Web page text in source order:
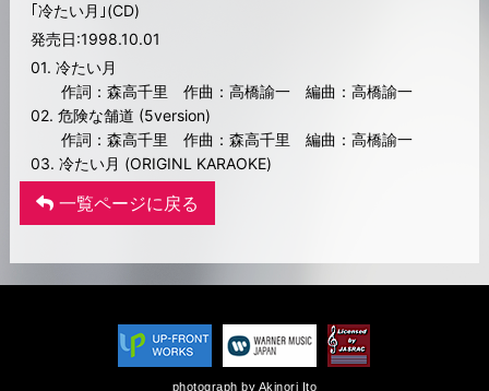
｢冷たい月｣(CD)
発売日:1998.10.01
01. 冷たい月
作詞：森高千里 作曲：高橋諭一 編曲：高橋諭一
02. 危険な舗道 (5version)
作詞：森高千里 作曲：森高千里 編曲：高橋諭一
03. 冷たい月 (ORIGINL KARAOKE)
一覧ページに戻る
photograph by Akinori Ito